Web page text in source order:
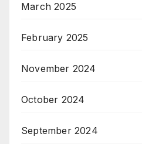
March 2025
February 2025
November 2024
October 2024
September 2024